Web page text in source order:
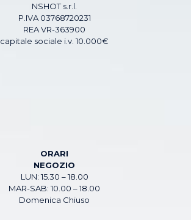
NSHOT s.r.l.
P.IVA 03768720231
REA VR-363900
capitale sociale i.v. 10.000€
ORARI
NEGOZIO
LUN: 15.30 – 18.00
MAR-SAB: 10.00 – 18.00
Domenica Chiuso